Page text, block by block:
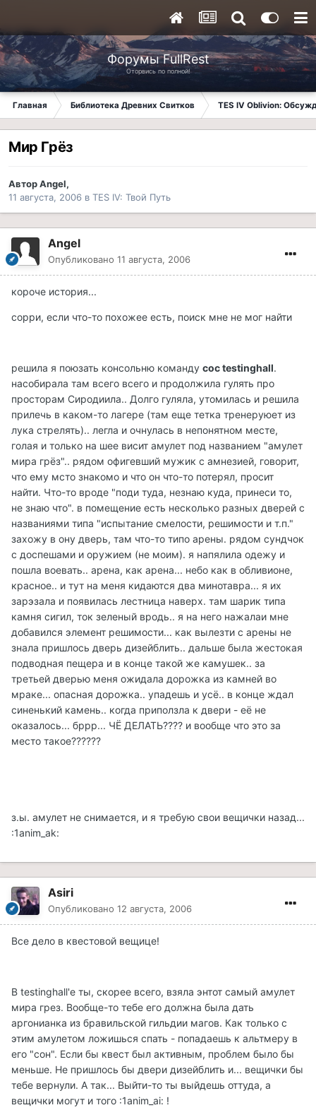
Форумы FullRest
Оторвись по полной!
Главная Библиотека Древних Свитков TES IV Oblivion:
Мир Грёз
АвторAngel,
11 августа, 2006 в TES IV: Твой Путь
Angel
Опубликовано 11 августа, 2006
короче история...
сорри, если что-то похожее есть, поиск мне не мог найти
решила я поюзать консольню команду coc testinghall.
насобирала там всего всего и продолжила гулять про
просторам Сиродиила.. Долго гуляла, утомилась и решила
прилечь в каком-то лагере (там еще тетка тренеруюет из
лука стрелять).. легла и очнулась в непонятном месте,
голая и только на шее висит амулет под названием "амулет
мира грёз".. рядом офигевший мужик с амнезией, говорит,
что ему мсто знакомо и что он что-то потерял, просит
найти. Что-то вроде "поди туда, незнаю куда, принеси то,
не знаю что". в помещение есть несколько разных дверей с
названиями типа "испытание смелости, решимости и т.п."
захожу в ону дверь, там что-то типо арены. рядом сундчок
с доспешами и оружием (не моим). я напялила одежу и
пошла воевать.. арена, как арена... небо как в обливионе,
красное.. и тут на меня кидаются два минотавра... я их
зарэзала и появилась лестница наверх. там шарик типа
камня сигил, ток зеленый вродь.. я на него нажалаи мне
добавился элемент решимости... как вылезти с арены не
знала пришлось дверь дизейблить.. дальше была жестокая
подводная пещера и в конце такой же камушек.. за
третьей дверью меня ожидала дорожка из камней во
мраке... опасная дорожка.. упадешь и усё.. в конце ждал
синенький камень.. когда приползла к двери - её не
оказалось... бррр... ЧЁ ДЕЛАТЬ???? и вообще что это за
место такое??????
з.ы. амулет не снимается, и я требую свои вещички назад...
:1anim_ak:
Asiri
Опубликовано 12 августа, 2006
Все дело в квестовой вещице!
В testinghall'e ты, скорее всего, взяла энтот самый амулет
мира грез. Вообще-то тебе его должна была дать
аргонианка из бравильской гильдии магов. Как только с
этим амулетом ложишься спать - попадаешь к альтмеру в
его "сон". Если бы квест был активным, проблем было бы
меньше. Не пришлось бы двери дизейблить и... вещички бы
тебе вернули. А так... Выйти-то ты выйдешь оттуда, а
вещички могут и того :1anim_ai: !